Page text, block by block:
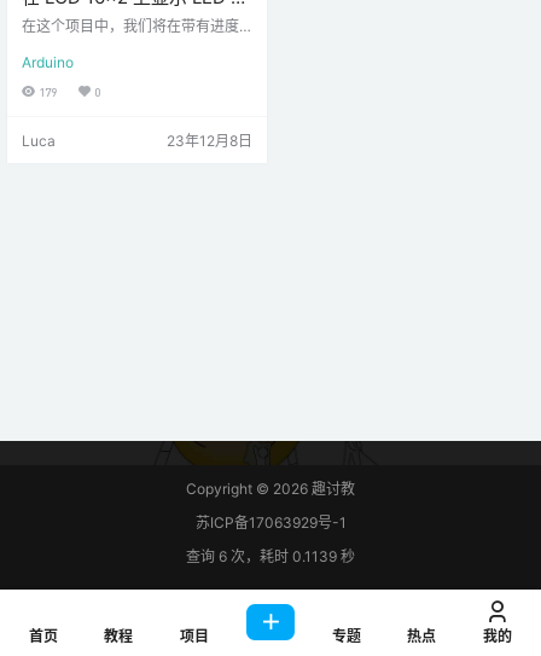
符 – Arduino教程
在这个项目中，我们将在带有进度
这是一个很好的Arduino初学者项
目，可以开始使用LCD显示器。我
最便宜的方式是使用 LCD（液晶显
Arduino
179 0
Luca 23年12月8日
Copyright © 2026 趣讨教
苏ICP备17063929号-1
查询 6 次，耗时 0.1139 秒
首页 教程 项目 专题 热点 我的